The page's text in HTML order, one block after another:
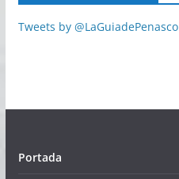
Tweets by @LaGuiadePenasco
Portada